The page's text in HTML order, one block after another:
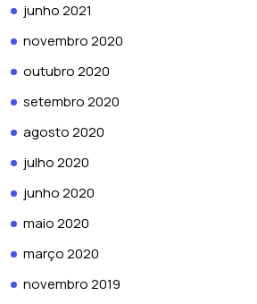
junho 2021
novembro 2020
outubro 2020
setembro 2020
agosto 2020
julho 2020
junho 2020
maio 2020
março 2020
novembro 2019